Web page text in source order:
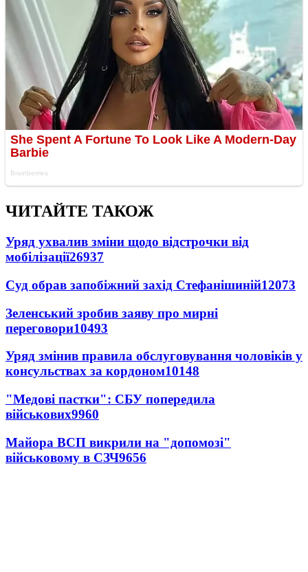
ЧИТАЙТЕ ТАКОЖ
Уряд ухвалив зміни щодо відстрочки від
мобілізації26937
Суд обрав запобіжний захід Стефанішиній12073
Зеленський зробив заяву про мирні
переговори10493
Уряд змінив правила обслуговування чоловіків у
консульствах за кордоном10148
"Медові пастки": СБУ попередила
військових9960
Майора ВСП викрили на "допомозі"
військовому в СЗЧ9656